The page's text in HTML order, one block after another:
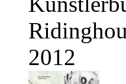
2012